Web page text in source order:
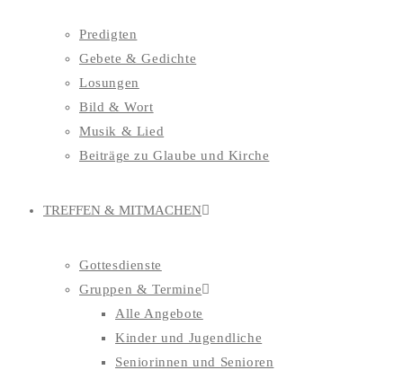
Predigten
Gebete & Gedichte
Losungen
Bild & Wort
Musik & Lied
Beiträge zu Glaube und Kirche
TREFFEN & MITMACHEN
Gottesdienste
Gruppen & Termine
Alle Angebote
Kinder und Jugendliche
Seniorinnen und Senioren